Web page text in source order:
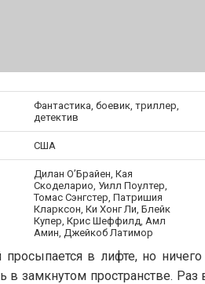
Фантастика, боевик, триллер,
детектив
США
Дилан О’Брайен, Кая
Скоделарио, Уилл Поултер,
Томас Сэнгстер, Патришия
Кларксон, Ки Хонг Ли, Блейк
Купер, Крис Шеффилд, Амл
Амин, Джейкоб Латимор
в лифте, но
замкнутом пространстве.